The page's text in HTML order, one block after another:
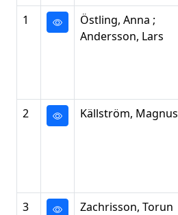
1
Östling, Anna ;
Andersson, Lars
2
Källström, Magnus
3
Zachrisson, Torun